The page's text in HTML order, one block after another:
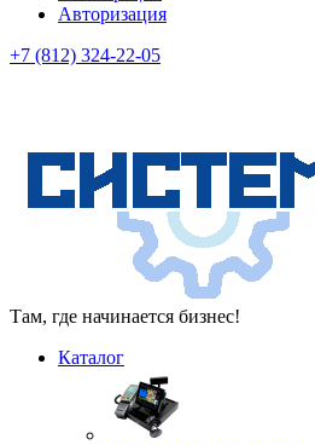
Авторизация
+7 (812) 324-22-05
Там, где начинается бизнес!
Каталог